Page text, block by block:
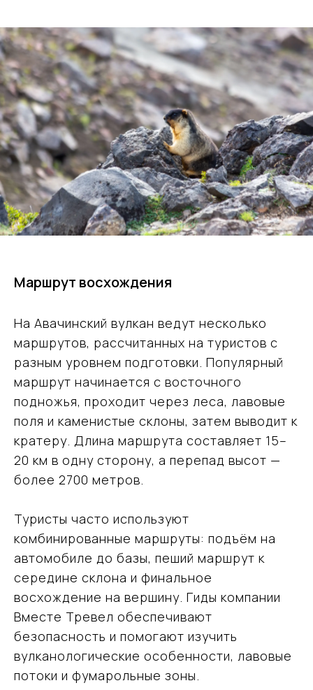
Маршрут восхождения
На Авачинский вулкан ведут несколько
маршрутов, рассчитанных на туристов с
разным уровнем подготовки. Популярный
маршрут начинается с восточного
подножья, проходит через леса, лавовые
поля и каменистые склоны, затем выводит к
кратеру. Длина маршрута составляет 15–
20 км в одну сторону, а перепад высот —
более 2700 метров.
Туристы часто используют
комбинированные маршруты: подъём на
автомобиле до базы, пеший маршрут к
середине склона и финальное
восхождение на вершину. Гиды компании
Вместе Тревел обеспечивают
безопасность и помогают изучить
вулканологические особенности, лавовые
потоки и фумарольные зоны.